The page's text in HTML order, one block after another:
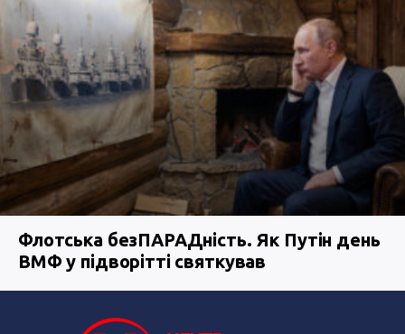
Флотська безПАРАДність. Як Путін день
ВМФ у підворітті святкував